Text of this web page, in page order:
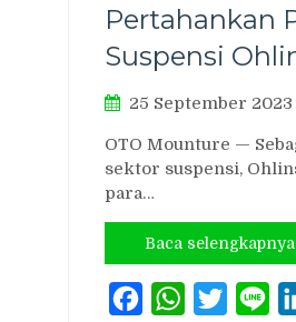
Pertahankan
Suspensi
25 September 2023
OTO Mounture —
sektor suspensi,
para…
Baca selengkapnya
FacebookWhatsAppTwitter